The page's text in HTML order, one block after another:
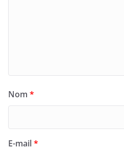
Nom *
E-mail*